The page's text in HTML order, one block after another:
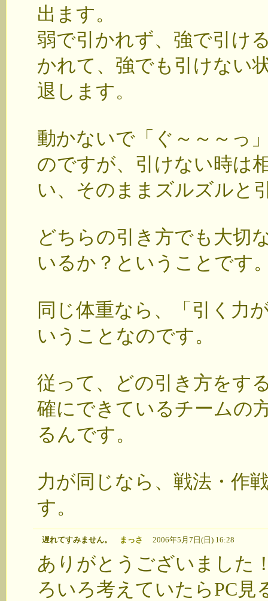
出ます。
弱で引かれず、強で引け
かれて、強でも引けない
退します。
動かないで「ぐ～～～っ
のですが、引けない時は
い、そのままズルズルと
どちらの引き方でも大切
いるか？ということです
同じ体重なら、「引く力
いうことなのです。
従って、どの引き方をす
確にできているチームの
るんです。
力が同じなら、戦法・作
す。
遅れてすみません。 まっさ 2006年5月7日(日) 16:28
ありがとうございました
ろいろ考えていたらPC見